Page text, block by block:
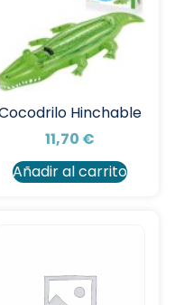
Hinchable
11,70 €
Añadir al carrito